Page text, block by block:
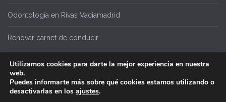
Odontología en Rivas Vaciamadrid
Renovar carnet de conducir
Utilizamos cookies para darte la mejor experiencia en nuestra
web.
Puedes informarte más sobre qué cookies estamos utilizando o
desactivarlas en los ajustes.